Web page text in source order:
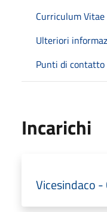
Curriculum Vitae
Ulteriori
Punti di contatto
Incarichi
Vicesindaco